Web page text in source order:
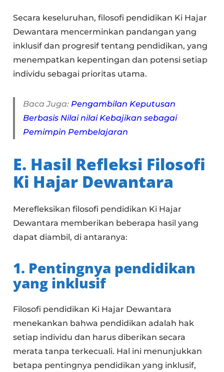
Secara keseluruhan, filosofi pendidikan Ki Hajar
Dewantara mencerminkan pandangan yang
inklusif dan progresif tentang pendidikan, yang
menempatkan kepentingan dan potensi setiap
individu sebagai prioritas utama.
Baca Juga: Pengambilan Keputusan
Berbasis Nilai nilai Kebajikan sebagai
Pemimpin Pembelajaran
E. Hasil Refleksi Filosofi
Ki Hajar Dewantara
Merefleksikan filosofi pendidikan Ki Hajar
Dewantara memberikan beberapa hasil yang
dapat diambil, di antaranya:
1. Pentingnya pendidikan
yang inklusif
Filosofi pendidikan Ki Hajar Dewantara
menekankan bahwa pendidikan adalah hak
setiap individu dan harus diberikan secara
merata tanpa terkecuali. Hal ini menunjukkan
betapa pentingnya pendidikan yang inklusif,